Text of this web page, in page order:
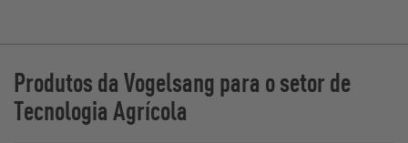
Produtos da Vogelsang para o setor de
Tecnologia Agrícola